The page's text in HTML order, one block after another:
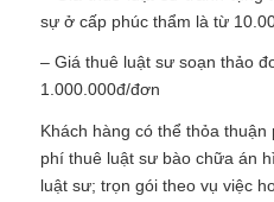
sự ở cấp phúc thẩm là từ
– Giá thuê luật sư soạn thảo
1.000.000đ/đơn
Khách hàng có thể thỏa
phí thuê luật sư bào chữa án
luật sư; trọn gói theo vụ việc